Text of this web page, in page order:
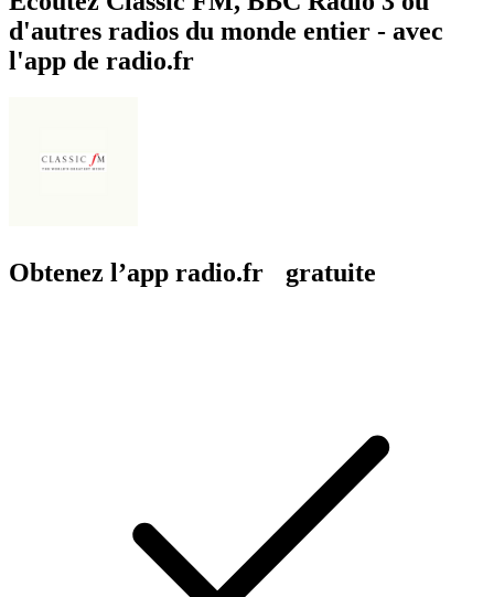
d'autres radios du monde entier - avec
l'app de radio.fr
Obtenez l’app radio.fr gratuite